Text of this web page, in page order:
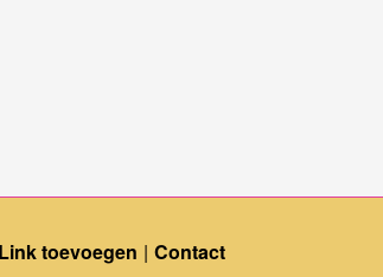
Link toevoegen Contact